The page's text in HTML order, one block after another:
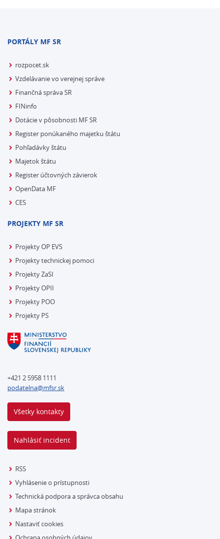
PORTÁLY MF SR
rozpocet.sk
Vzdelávanie vo verejnej správe
Finančná správa SR
FINinfo
Dotácie v pôsobnosti MF SR
Register ponúkaného majetku štátu
Pohľadávky štátu
Majetok štátu
Register účtovných závierok
OpenData MF
CES
PROJEKTY MF SR
Projekty OP EVS
Projekty technickej pomoci
Projekty ZaSI
Projekty OPII
Projekty POO
Projekty PS
+421 2 5958 1111
podatelna@mfsr.sk
Všetky kontakty
Nahlásiť incident
RSS
Vyhlásenie o prístupnosti
Technická podpora a správca obsahu
Mapa stránok
Nastaviť cookies